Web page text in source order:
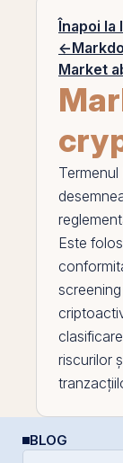
Înapoi la
←
Market
Termenul
Este
riscurilor
BLOG